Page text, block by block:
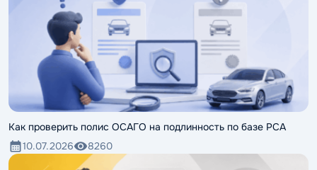
Как проверить полис ОСАГО на подлинность по базе РСА
10.07.2026
8260